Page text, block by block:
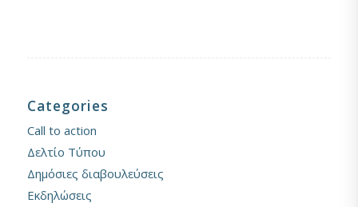
Categories
Call to action
Δελτίο Τύπου
Δημόσιες διαβουλεύσεις
Εκδηλώσεις